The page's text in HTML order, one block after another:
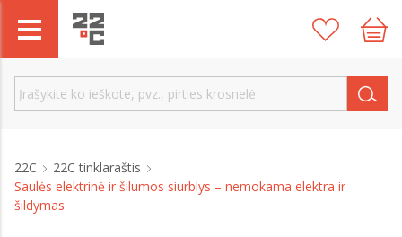
22C
22C tinklaraštis
Saulės elektrinė ir šilumos siurblys – nemokama elektra ir
šildymas